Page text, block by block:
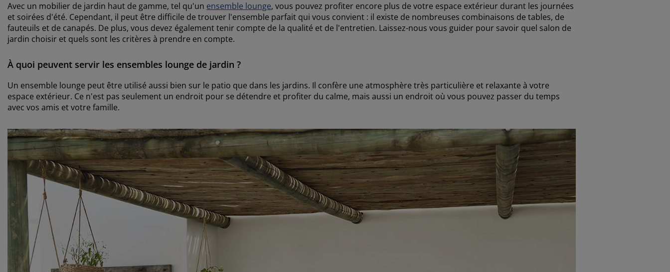
Avec un mobilier de jardin haut de gamme, tel qu'un ensemble lounge, vous pouvez profiter encore plus de votre espace extérieur durant les journées
et soirées d'été. Cependant, il peut être difficile de trouver l'ensemble parfait qui vous convient : il existe de nombreuses combinaisons de tables, de
fauteuils et de canapés. De plus, vous devez également tenir compte de la qualité et de l'entretien. Laissez-nous vous guider pour savoir quel salon de
jardin choisir et quels sont les critères à prendre en compte.
À quoi peuvent servir les ensembles lounge de jardin ?
Un ensemble lounge peut être utilisé aussi bien sur le patio que dans les jardins. Il confère une atmosphère très particulière et relaxante à votre
espace extérieur. Ce n'est pas seulement un endroit pour se détendre et profiter du calme, mais aussi un endroit où vous pouvez passer du temps
avec vos amis et votre famille.